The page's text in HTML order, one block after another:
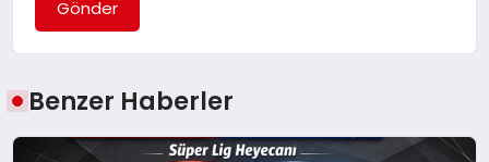
Gönder
Benzer Haberler